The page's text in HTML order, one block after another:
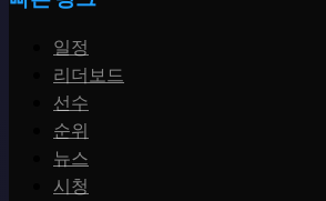
일정
리더보드
선수
순위
뉴스
시청